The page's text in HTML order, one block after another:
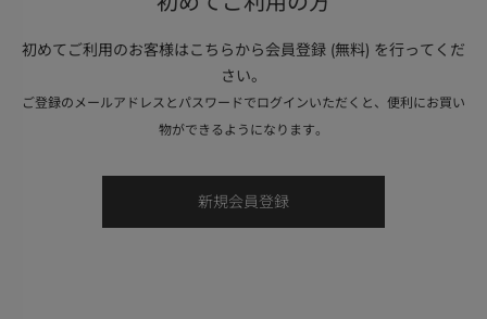
初めてご利用のお客様はこちらから会員登録 (無料) を行ってくだ
さい。
ご登録のメールアドレスとパスワードでログインいただくと、便利にお買い
物ができるようになります。